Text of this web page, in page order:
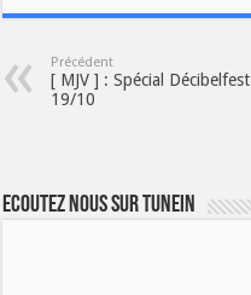
Précédent
[ MJV ] : Spécial Décibelfest
19/10
Ecoutez nous sur TuneIn